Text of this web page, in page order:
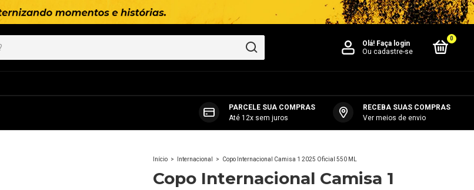
Olá! Faça login
Ou cadastre-se
0
PARCELE SUA COMPRAS
Até 12x sem juros
RECEBA SUAS COMPRAS
Ver meios de envio
Início > Internacional > Copo Internacional Camisa 1 2025 Oficial 550 ML
Copo Internacional Camisa 1